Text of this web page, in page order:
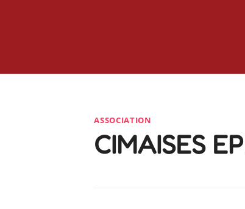
ASSOCIATION
CIMAISES